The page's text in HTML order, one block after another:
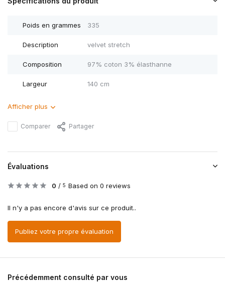
Poids en grammes 335
Description velvet stretch
Composition 97% coton 3% élasthanne
Largeur 140 cm
Afficher plus
Comparer Partager
Évaluations
0 / 5 Based on 0 reviews
Il n'y a pas encore d'avis sur ce produit..
Publiez votre propre évaluation
Précédemment consulté par vous